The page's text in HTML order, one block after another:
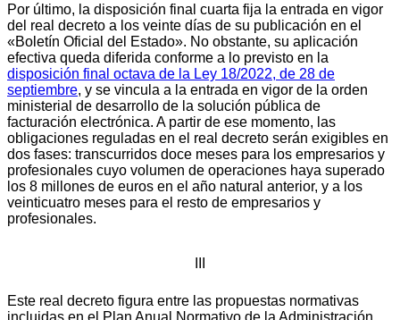
Por último, la disposición final cuarta fija la entrada en vigor
del real decreto a los veinte días de su publicación en el
«Boletín Oficial del Estado». No obstante, su aplicación
efectiva queda diferida conforme a lo previsto en la
disposición final octava de la Ley 18/2022, de 28 de
septiembre, y se vincula a la entrada en vigor de la orden
ministerial de desarrollo de la solución pública de
facturación electrónica. A partir de ese momento, las
obligaciones reguladas en el real decreto serán exigibles en
dos fases: transcurridos doce meses para los empresarios y
profesionales cuyo volumen de operaciones haya superado
los 8 millones de euros en el año natural anterior, y a los
veinticuatro meses para el resto de empresarios y
profesionales.
Este real decreto figura entre las propuestas normativas
incluidas en el Plan Anual Normativo de la Administración